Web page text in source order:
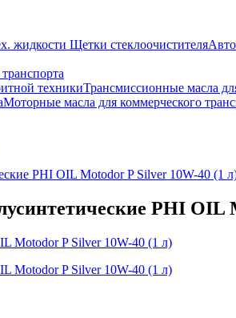
жидкости Щетки стеклоочистителя
техникиТрансмиссионные масла
Моторные масла для коммерческого
PHI OIL Motodor P Silver 10W-40 (1
PHI OIL